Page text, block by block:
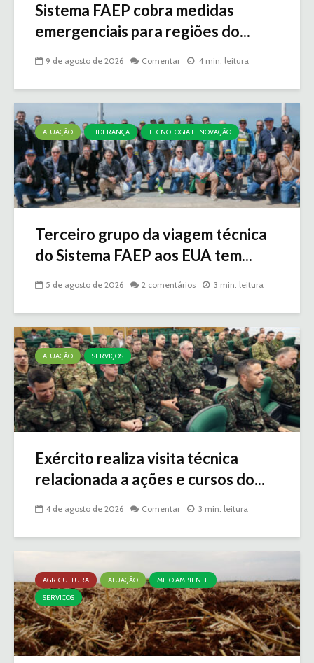
Sistema FAEP cobra medidas
emergenciais para regiões do...
9 de agosto de 2026 Comentar 4 min. leitura
ATUAÇÃO LIDERANÇA TECNOLOGIA E INOVAÇÃO
Terceiro grupo da viagem técnica
do Sistema FAEP aos EUA tem...
5 de agosto de 2026 2 comentários 3 min. leitura
ATUAÇÃO SERVIÇOS
Exército realiza visita técnica
relacionada a ações e cursos do...
4 de agosto de 2026 Comentar 3 min. leitura
AGRICULTURA ATUAÇÃO
MEIO AMBIENTE
SERVIÇOS